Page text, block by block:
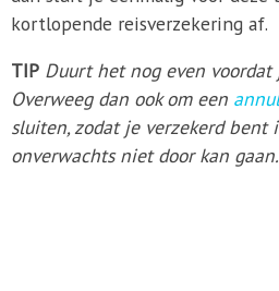
kortlopende reisverzekering af.
TIP Duurt het nog even voordat
Overweeg dan ook om een
sluiten, zodat je verzekerd bent
onverwachts niet door kan gaan.